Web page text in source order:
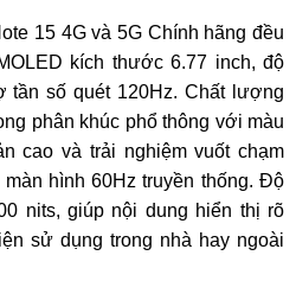
15 4G và 5G Chính hãng đều
kích thước 6.77 inch, độ
tần số quét 120Hz. Chất lượng
phân khúc phổ thông với màu
cao và trải nghiệm vuốt chạm
hình 60Hz truyền thống. Độ
nits, giúp nội dung hiển thị rõ
sử dụng trong nhà hay ngoài